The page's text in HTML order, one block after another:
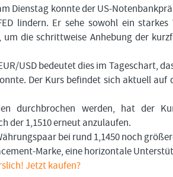
Dienstag konnte der US-
lindern. Er sehe sowohl ein
die schrittweise Anhebung der
USD bedeutet dies im Tageschart,
Der Kurs befindet sich aktuell
durchbrochen werden, hat der
der 1,1510 erneut anzulaufen.
bei rund 1,1450 noch
Marke, eine horizontale
Jetzt kaufen?